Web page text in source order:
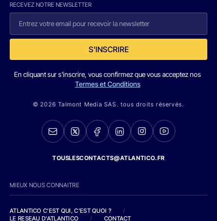
RECEVEZ NOTRE NEWSLETTER
S'INSCRIRE
En cliquant sur s'inscrire, vous confirmez que vous acceptez nos
Termes et Conditions
© 2026 Talmont Media SAS. tous droits réservés.
TOUSLESCONTACTS@ATLANTICO.FR
MIEUX NOUS CONNAITRE
ATLANTICO C'EST QUI, C'EST QUOI ?
/
LE RESEAU D'ATLANTICO
/ CONTACT